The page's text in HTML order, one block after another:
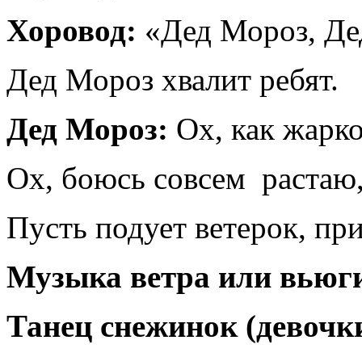
Хоровод: «Дед Мороз,
Дед Мороз хвалит ребят.
Дед Мороз: Ох, как
Ох, боюсь совсем
Пусть подует ветерок,
Музыка ветра или
Танец снежинок